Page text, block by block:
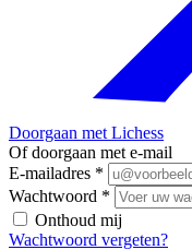
Doorgaan met Lichess
Of doorgaan met e-mail
E-mailadres *
Wachtwoord *
Onthoud mij
Wachtwoord vergeten?